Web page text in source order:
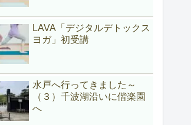
LAVA「デジタルデトックス
ヨガ」初受講
水戸へ行ってきました～
（３）千波湖沿いに偕楽園
へ